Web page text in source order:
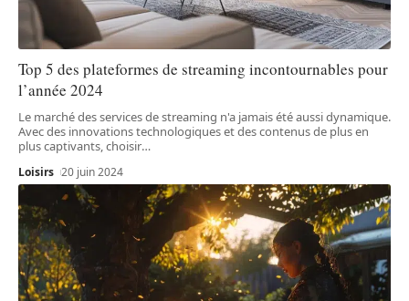
Top 5 des plateformes de streaming incontournables pour
l’année 2024
Le marché des services de streaming n'a jamais été aussi dynamique.
Avec des innovations technologiques et des contenus de plus en
plus captivants, choisir…
Loisirs 20 juin 2024